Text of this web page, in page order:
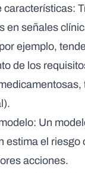
características:
en señales
ejemplo,
de los
Un
estima el riesgo
acciones.